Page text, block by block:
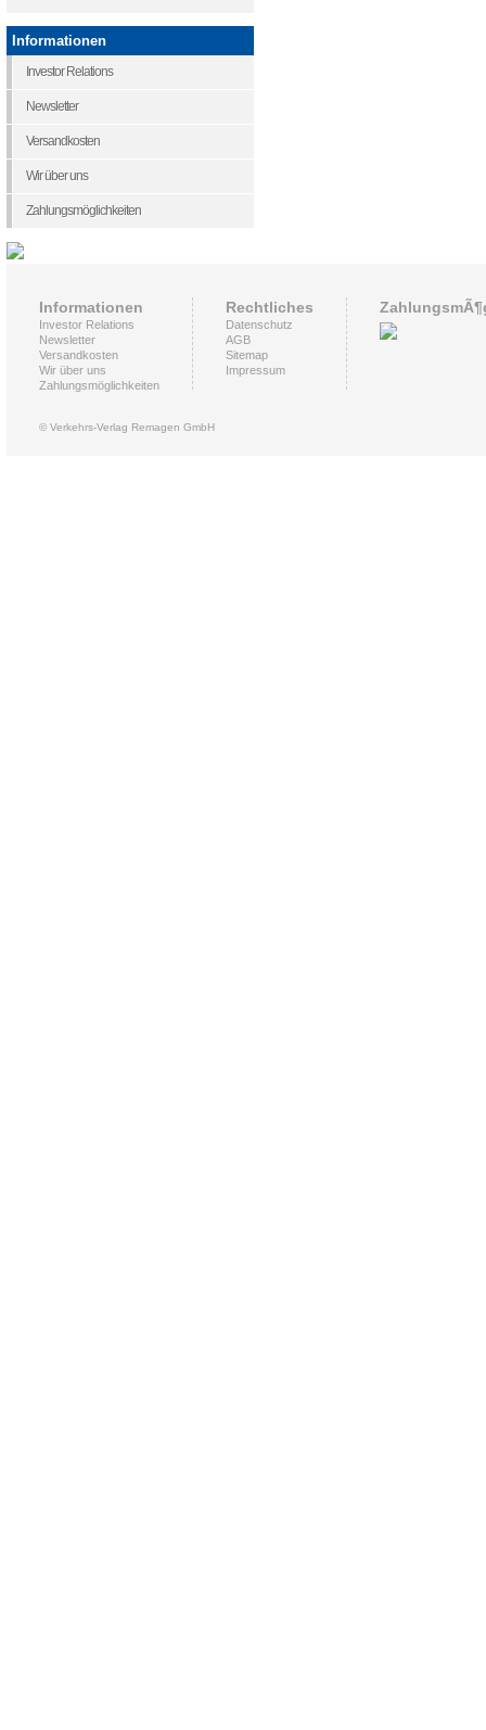
Informationen
Investor Relations
Newsletter
Versandkosten
Wir über uns
Zahlungsmöglichkeiten
Informationen
Investor Relations
Newsletter
Versandkosten
Wir über uns
Zahlungsmöglichkeiten
Rechtliches
Datenschutz
AGB
Sitemap
Impressum
© Verkehrs-Verlag Remagen GmbH